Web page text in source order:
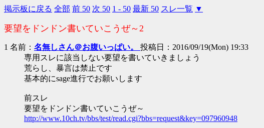
掲示板に戻る 全部 前 50 次 50 1 - 50 最新 50 スレ一覧 ▼
要望をドンドン書いていこうぜ～2
1 名前： 名無しさん＠お腹いっぱい。 投稿日：2016/09/19(Mon) 19:33
専用スレに該当しない要望を書いていきましょう
荒らし、暴言は禁止です
基本的にsage進行でお願いします
前スレ
要望をドンドン書いていこうぜ～
http://www.10ch.tv/bbs/test/read.cgi?bbs=request&key=097960948